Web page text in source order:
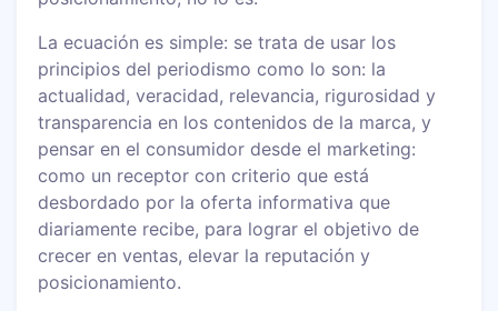
La ecuación es simple: se trata de usar los
principios del periodismo como lo son: la
actualidad, veracidad, relevancia, rigurosidad y
transparencia en los contenidos de la marca, y
pensar en el consumidor desde el marketing:
como un receptor con criterio que está
desbordado por la oferta informativa que
diariamente recibe, para lograr el objetivo de
crecer en ventas, elevar la reputación y
posicionamiento.